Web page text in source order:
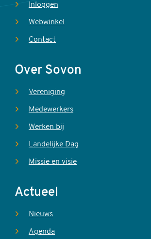
Inloggen
Webwinkel
Contact
Over Sovon
Vereniging
Medewerkers
Werken bij
Landelijke Dag
Missie en visie
Actueel
Nieuws
Agenda